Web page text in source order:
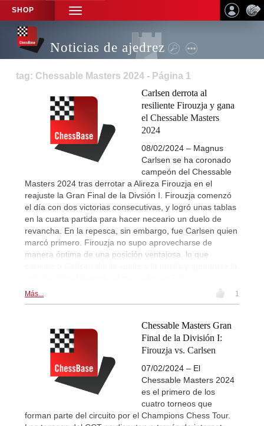
SHOP
TOGGLE
NAVIGATION
Noticias de ajedrez
tag: Chessable Masters 2024 - Página 1
Carlsen derrota al
resiliente Firouzja y gana
el Chessable Masters
2024
08/02/2024 – Magnus
Carlsen se ha coronado
campeón del Chessable
Masters 2024 tras derrotar a Alireza Firouzja en el
reajuste la Gran Final de la Divsión I. Firouzja comenzó
el día con dos victorias consecutivas, y logró unas tablas
en la cuarta partida para hacer neceario un duelo de
revancha. En la repesca, sin embargo, fue Carlsen quien
marcó primero. Firouzja no supo aprovecharse de
manera óptima de una posición ventajosa, lo que
Más... 1
Chessable Masters Gran
Final de la División I:
Firouzja vs. Carlsen
07/02/2024 – El
Chessable Masters 2024
es el primero de los
cuatro torneos que
forman parte del circuito por el Champions Chess Tour.